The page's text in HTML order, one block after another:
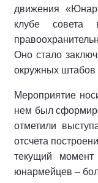
движения
клубе
Оно стало
окружных
Мероприятие
нем был
отметили
отсчета
текущий
юнармейцев –